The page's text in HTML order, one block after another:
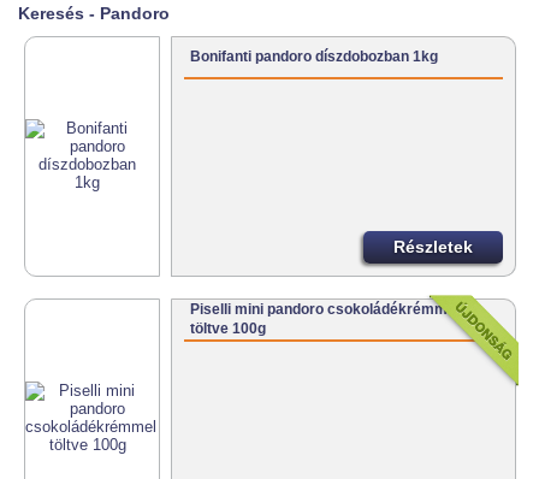
Keresés - Pandoro
Bonifanti pandoro díszdobozban 1kg
Részletek
Piselli mini pandoro csokoládékrémmel
töltve 100g